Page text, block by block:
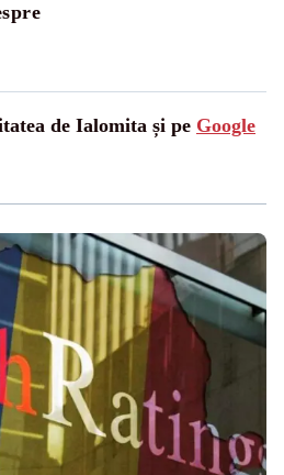
de Ialomita și pe Google